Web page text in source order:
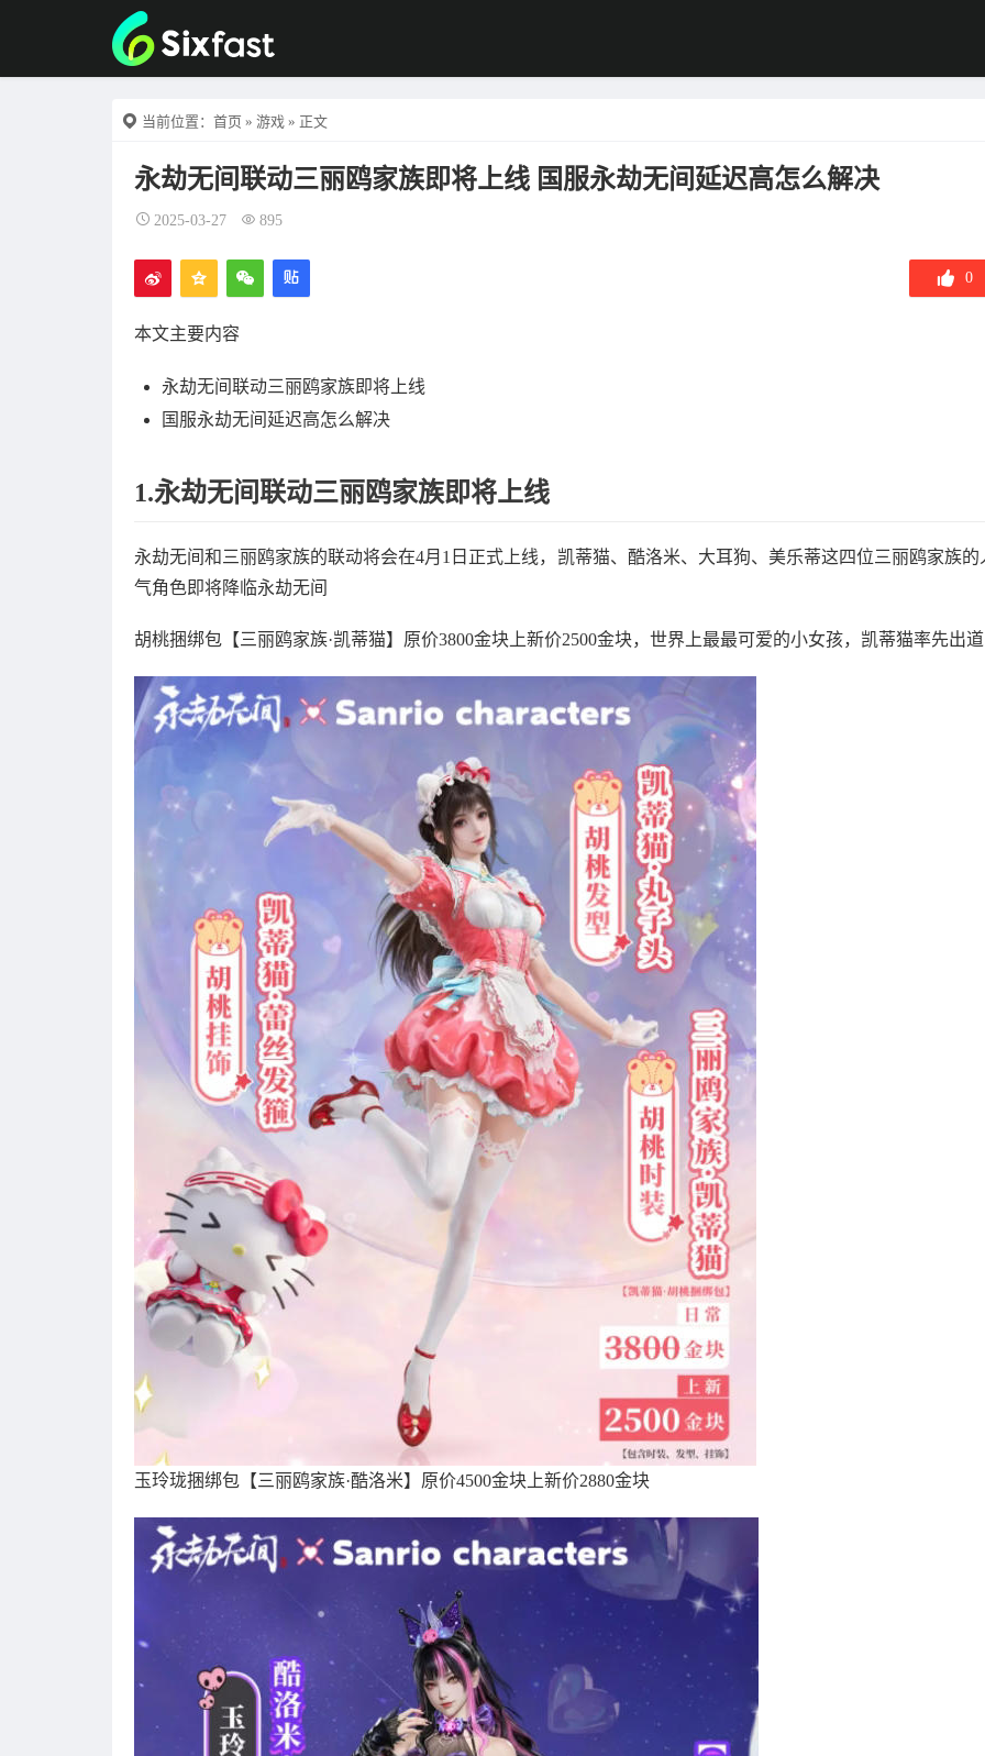
当前位置： 首页 » 游戏 » 正文
永劫无间联动三丽鸥家族即将上线 国服永劫无间延迟高怎么解决
2025-03-27 895
0
本文主要内容
永劫无间联动三丽鸥家族即将上线
国服永劫无间延迟高怎么解决
1.永劫无间联动三丽鸥家族即将上线
永劫无间和三丽鸥家族的联动将会在4月1日正式上线，凯蒂猫、酷洛米、大耳狗、美乐蒂这四位三丽鸥家族的
气角色即将降临永劫无间
胡桃捆绑包【三丽鸥家族·凯蒂猫】原价3800金块上新价2500金块，世界上最最可爱的小女孩，凯蒂猫率先出道
玉玲珑捆绑包【三丽鸥家族·酷洛米】原价4500金块上新价2880金块